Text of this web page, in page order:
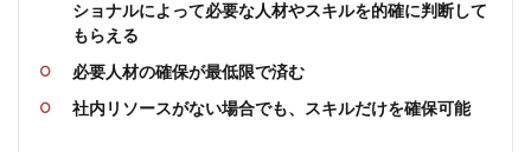
ショナルによって必要な人材やスキルを的確に判断して
もらえる
必要人材の確保が最低限で済む
社内リソースがない場合でも、スキルだけを確保可能